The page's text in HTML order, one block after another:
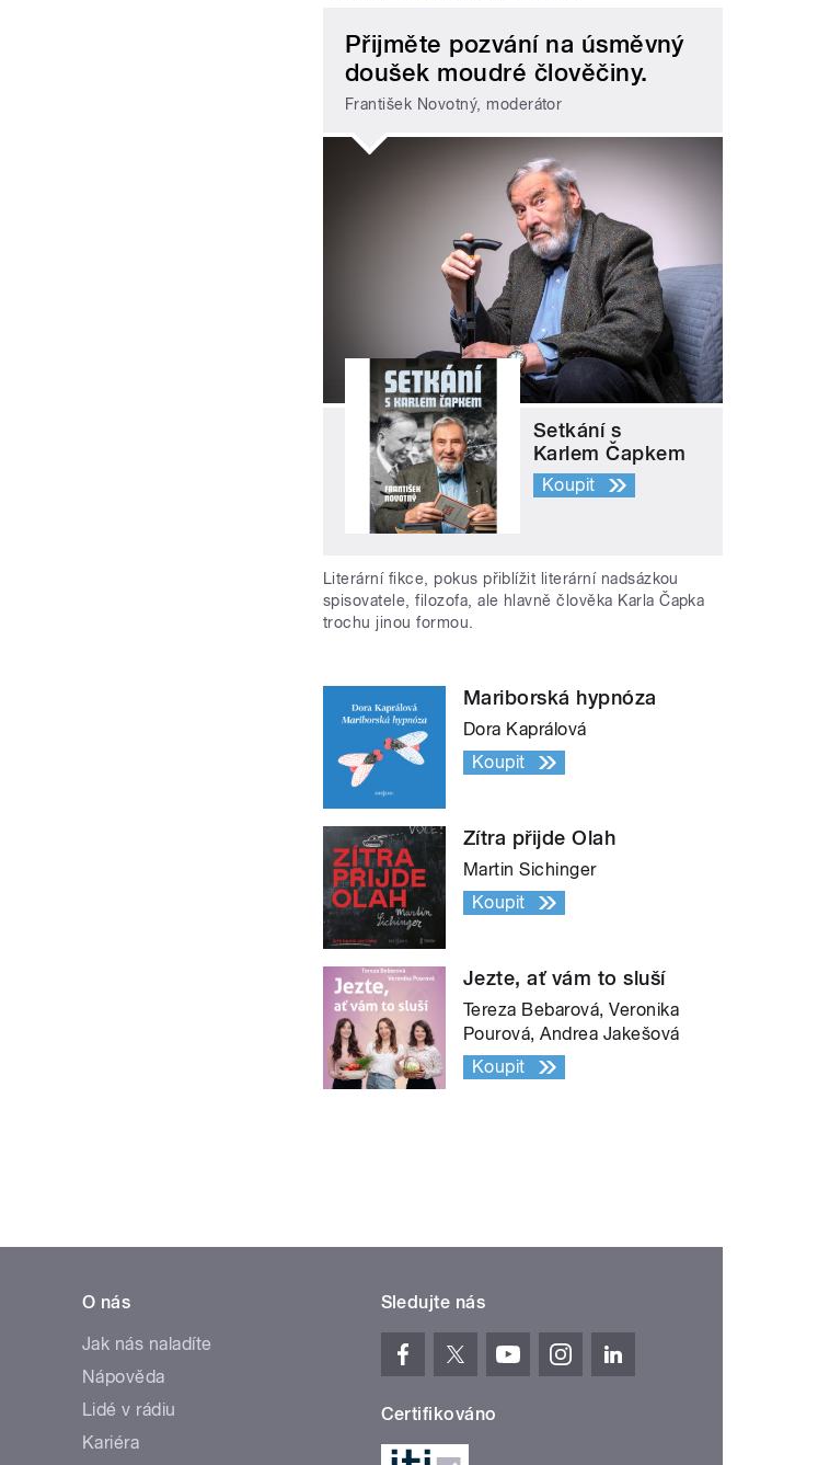
Přijměte pozvání na úsměvný
doušek moudré člověčiny.
František Novotný, moderátor
Setkání s
Karlem Čapkem
Koupit
Literární fikce, pokus přiblížit literární nadsázkou
spisovatele, filozofa, ale hlavně člověka Karla Čapka
trochu jinou formou.
Mariborská hypnóza
Dora Kaprálová
Koupit
Zítra přijde Olah
Martin Sichinger
Koupit
Jezte, ať vám to sluší
Tereza Bebarová, Veronika
Pourová, Andrea Jakešová
Koupit
O nás
Jak nás naladíte
Nápověda
Lidé v rádiu
Kariéra
Sledujte nás
Certifikováno